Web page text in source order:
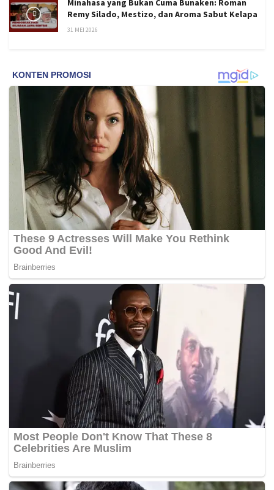
Minahasa yang Bukan Cuma Bunaken: Roman
Remy Silado, Mestizo, dan Aroma Sabut Kelapa
31 MEI 2026